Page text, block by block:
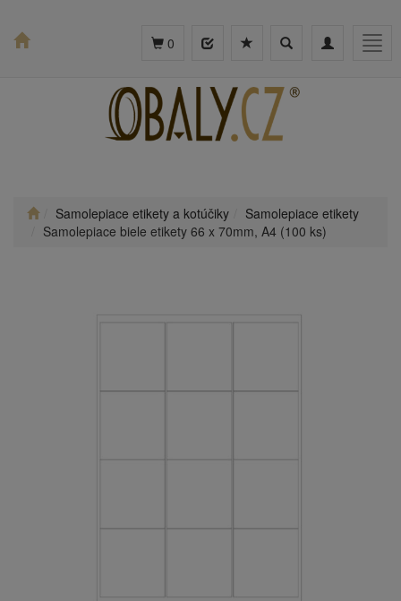
Toggle
Toggle
0
Samolepiace etikety a kotúčiky
Samolepiace etikety
Samolepiace biele etikety 66 x 70mm, A4 (100 ks)